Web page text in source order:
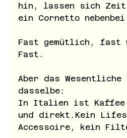
hin, lassen sich
ein Cornetto
Fast gemütlich, fast
Fast.
Aber das
dasselbe:
In Italien ist
und direkt.Kein
Accessoire, kein